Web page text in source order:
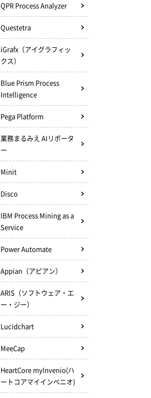
QPR Process Analyzer
Questetra
iGrafx（アイグラフィッ
クス）
Blue Prism Process
Intelligence
Pega Platform
業務まるみえ AIリポータ
ー
Minit
Disco
IBM Process Mining as a
Service
Power Automate
Appian（アピアン）
ARIS（ソフトウェア・エ
ー・ジー）
Lucidchart
MeeCap
HeartCore myInvenio(ハ
ートコアマイインベニオ)